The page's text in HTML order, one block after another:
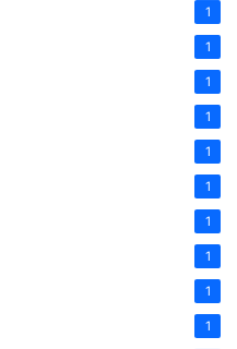
1
1
1
1
1
1
1
1
1
1